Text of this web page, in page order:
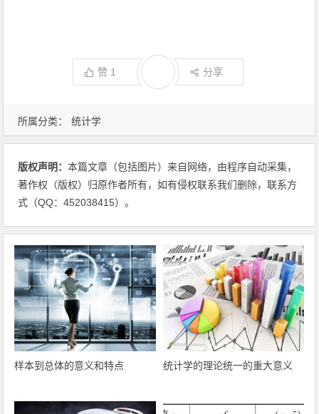
赞 1 分享
所属分类： 统计学
版权声明：本篇文章（包括图片）来自网络，由程序自动采集，
著作权（版权）归原作者所有，如有侵权联系我们删除，联系方
式（QQ：452038415）。
样本到总体的意义和特点 统计学的理论统一的重大意义